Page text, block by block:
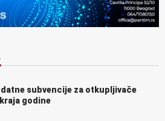
subvencije za otkupljivače
godine